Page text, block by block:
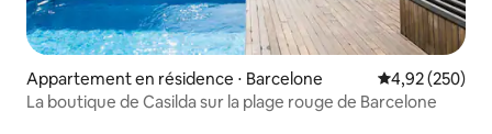
Appartement en résidence ⋅ Barcelone Évaluation
4,92 (250)
La boutique de Casilda sur la plage rouge de Barcelone